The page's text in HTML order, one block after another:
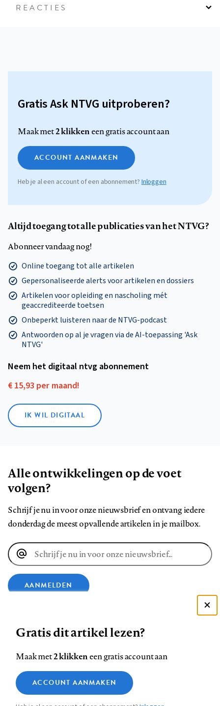
REACTIES
Gratis Ask NTVG uitproberen?
Maak met2 klikkeneen gratis account aan
ACCOUNT AANMAKEN
Heb je al een account of een abonnement?Inloggen
Altijd toegang tot alle publicaties van het NTVG?
Abonneer vandaag nog!
Online toegang tot alle artikelen
Gepersonaliseerde alerts voor artikelen en dossiers
Artikelen voor opleiding en nascholing mét
geaccrediteerde toetsen
Onbeperkt luisteren naar de NTVG-podcast
Antwoorden op al je vragen via de AI-toepassing 'Ask
NTVG'
Neem het digitaal ntvg abonnement
€ 15,93 per maand!
IK WIL DIGITAAL
Alle ontwikkelingen op de voet
volgen?
Schrijf je nu in voor onze nieuwsbrief en ontvang iedere
donderdag de meest opvallende artikelen in je mailbox.
E-
mailadres
AANMELDEN
op
Facebook
op
LinkedIn
op
Bluesky
ons
op
InstagramYouTube
Footer
Contact Colofon Disclaimer Privacy
Medische vragen verdienen
betrouwbare antwoorden
Zie onze cookie policy
Analytische cookies
Gratis dit artikel lezen?
Maak met2 klikkeneen gratis account aan
ACCOUNT AANMAKEN